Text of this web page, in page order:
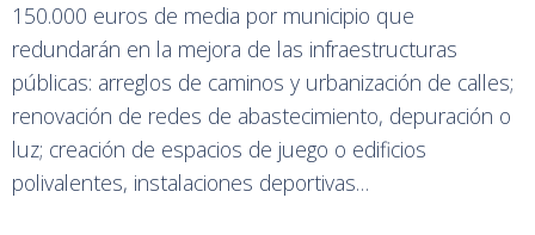
150.000 euros de media por municipio que
redundarán en la mejora de las infraestructuras
públicas: arreglos de caminos y urbanización de calles;
renovación de redes de abastecimiento, depuración o
luz; creación de espacios de juego o edificios
polivalentes, instalaciones deportivas…